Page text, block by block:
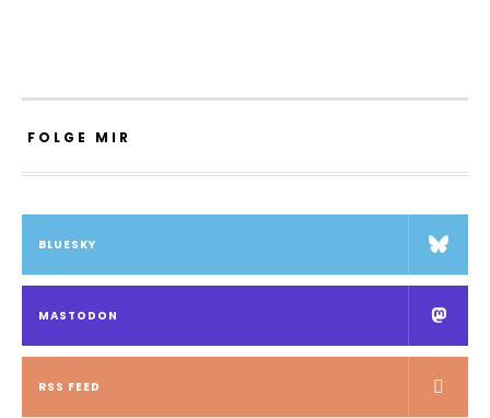
FOLGE MIR
BLUESKY
MASTODON
RSS FEED